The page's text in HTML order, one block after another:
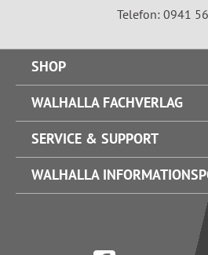
Telefon: 0941
SHOP
WALHALLA FACHVERLAG
SERVICE & SUPPORT
WALHALLA